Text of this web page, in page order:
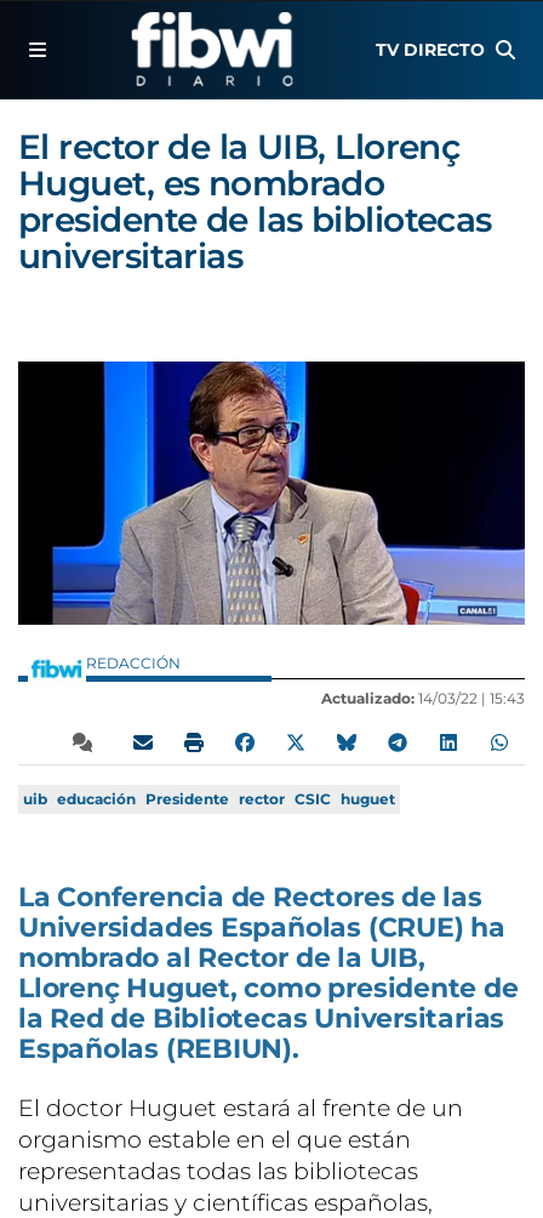
TV DIRECTO
El rector de la UIB, Llorenç
Huguet, es nombrado
presidente de las bibliotecas
universitarias
REDACCIÓN
Actualizado: 14/03/22 | 15:43
uib educación Presidente rector CSIC huguet
La Conferencia de Rectores de las
Universidades Españolas (CRUE) ha
nombrado al Rector de la UIB,
Llorenç Huguet, como presidente de
la Red de Bibliotecas Universitarias
Españolas (REBIUN).
El doctor Huguet estará al frente de un
organismo estable en el que están
representadas todas las bibliotecas
universitarias y científicas españolas,